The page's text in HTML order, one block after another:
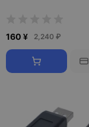
160 ¥ 2,240 ₽